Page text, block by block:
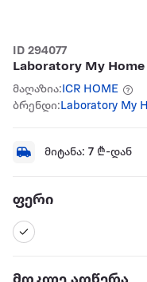
ID 294077
Laboratory My
მაღაზია:ICR HOME
ბრენდი:Laboratory My
მიტანა: 7 ₾-დან
ფერი